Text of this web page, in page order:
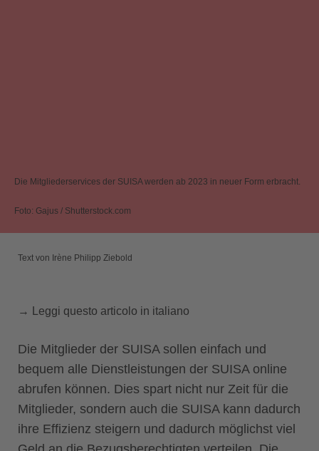
Die Mitgliederservices der SUISA werden ab 2023 in neuer Form erbracht.
Foto: Gajus / Shutterstock.com
Text von Irène Philipp Ziebold
→ Leggi questo articolo in italiano
Die Mitglieder der SUISA sollen einfach und
bequem alle Dienstleistungen der SUISA online
abrufen können. Dies spart nicht nur Zeit für die
Mitglieder, sondern auch die SUISA kann dadurch
ihre Effizienz steigern und dadurch möglichst viel